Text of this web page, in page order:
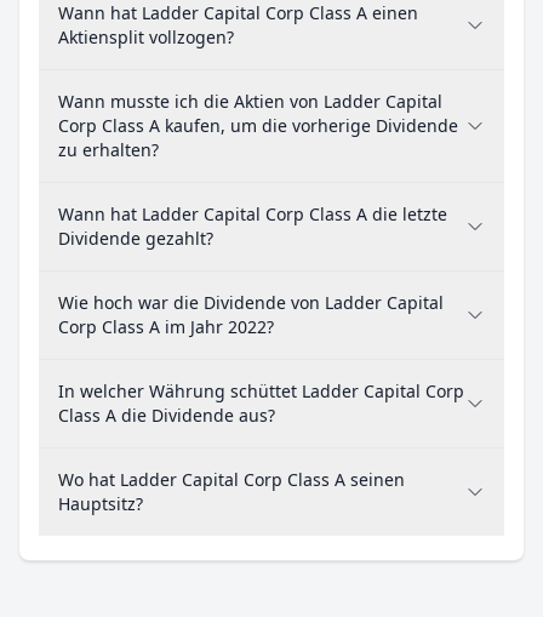
Wann hat Ladder Capital Corp Class A einen
Aktiensplit vollzogen?
Wann musste ich die Aktien von Ladder Capital
Corp Class A kaufen, um die vorherige Dividende
zu erhalten?
Wann hat Ladder Capital Corp Class A die letzte
Dividende gezahlt?
Wie hoch war die Dividende von Ladder Capital
Corp Class A im Jahr 2022?
In welcher Währung schüttet Ladder Capital Corp
Class A die Dividende aus?
Wo hat Ladder Capital Corp Class A seinen
Hauptsitz?